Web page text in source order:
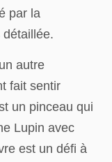
par la
autre
fait sentir
un pinceau qui
Lupin avec
est un défi à